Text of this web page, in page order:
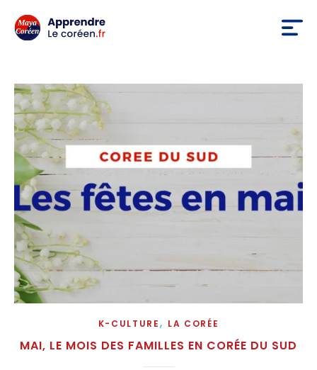
K-CULTURE, LA CORÉE
MAI, LE MOIS DES FAMILLES EN CORÉE DU SUD